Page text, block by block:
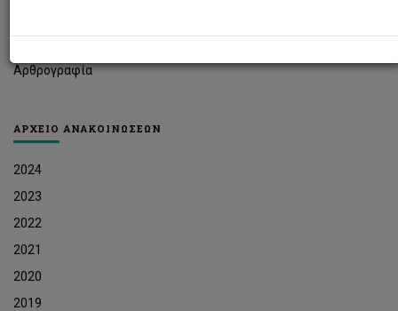
Αρθρογραφία
ΑΡΧΕΙΟ ΑΝΑΚΟΙΝΩΣΕΩΝ
2024
2023
2022
2021
2020
2019